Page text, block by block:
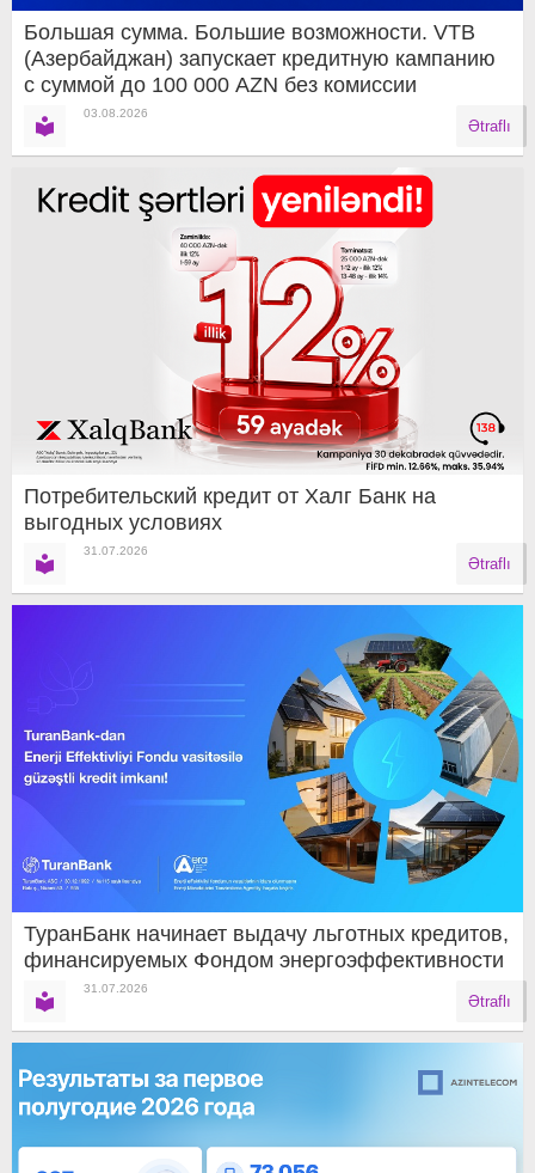
Большая сумма. Большие возможности. VTB
(Азербайджан) запускает кредитную кампанию
с суммой до 100 000 AZN без комиссии
03.08.2026
Ətraflı
Потребительский кредит от Халг Банк на
выгодных условиях
31.07.2026
Ətraflı
ТуранБанк начинает выдачу льготных кредитов,
финансируемых Фондом энергоэффективности
31.07.2026
Ətraflı